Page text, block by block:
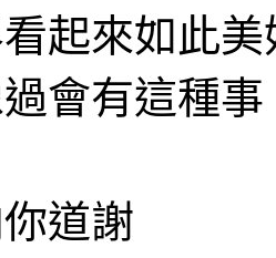
起來如此美
過會有這種
道謝